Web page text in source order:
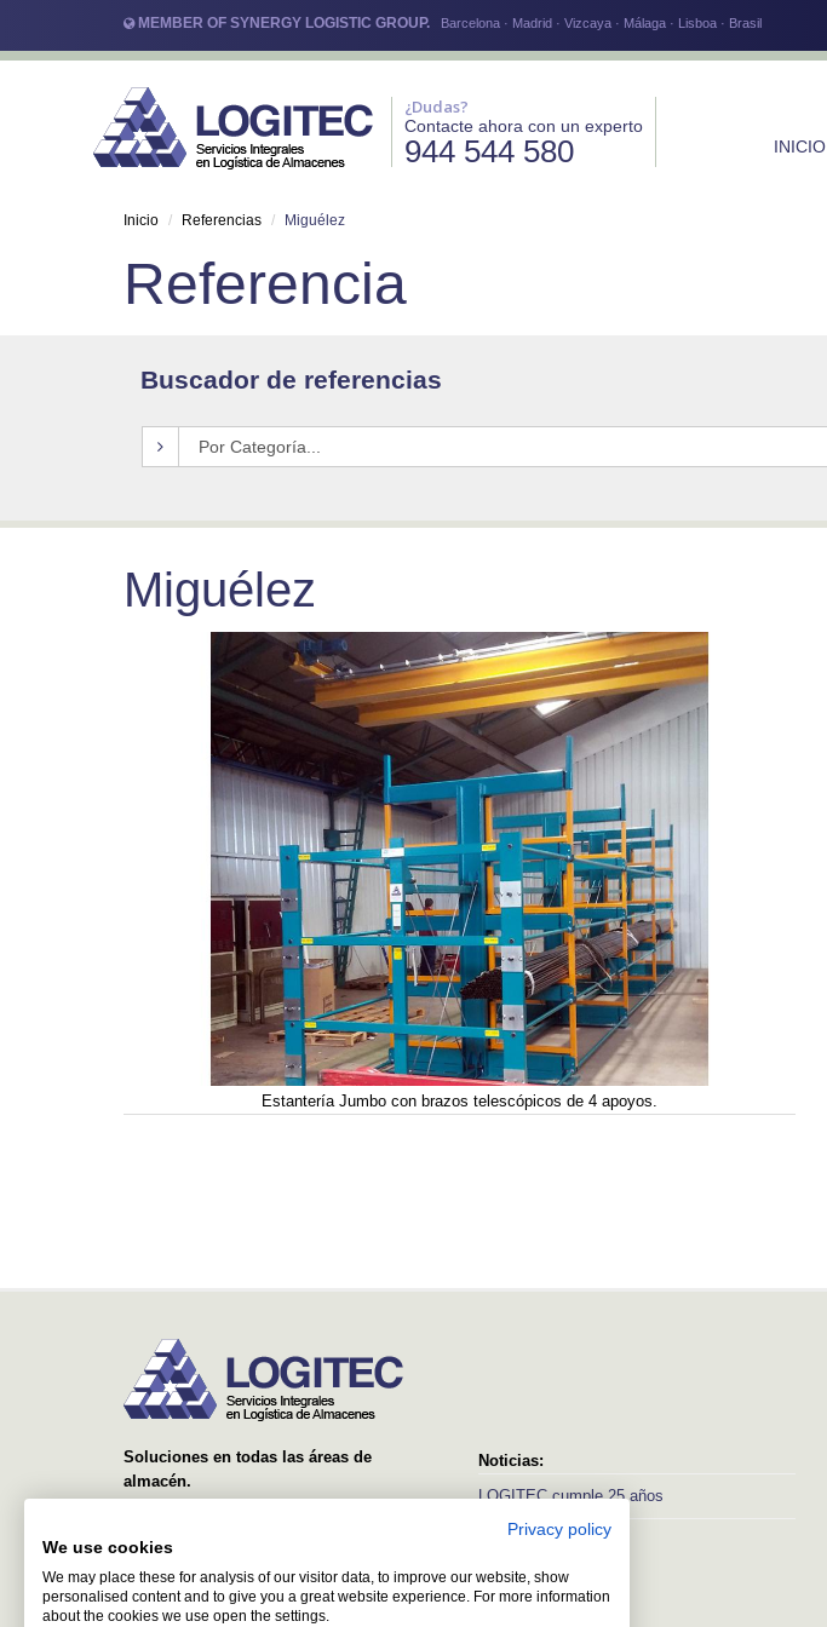
MEMBER OF SYNERGY LOGISTIC GROUP. Barcelona · Madrid · Vizcaya · Málaga · Lisboa · Brasil
¿Dudas?
Contacte ahora con un experto
944 544 580 INICIO
Inicio Referencias Miguélez
Referencia
Buscador de referencias
Miguélez
Estantería Jumbo con brazos telescópicos de 4 apoyos.
Soluciones en todas las áreas de
almacén.
estanterías, hasta sistemas avanzados con
gestión.
Noticias:
LOGITEC cumple 25 años
Ver más
Privacy policy
We use cookies
We may place these for analysis of our visitor data, to improve our website, show
personalised content and to give you a great website experience. For more information
about the cookies we use open the settings.